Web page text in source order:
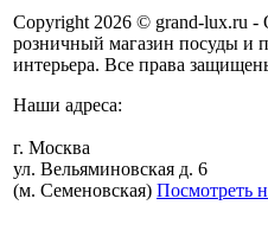
Copyright 2026 © grand-lux.ru -
розничный магазин посуды и
интерьера. Все права
Наши адреса:
г. Москва
ул. Вельяминовская д. 6
(м. Семеновская) Посмотреть